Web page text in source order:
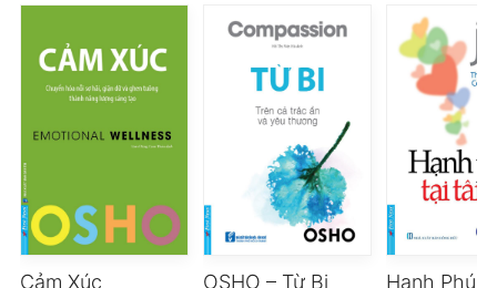
Cảm Xúc OSHO – Từ Bi